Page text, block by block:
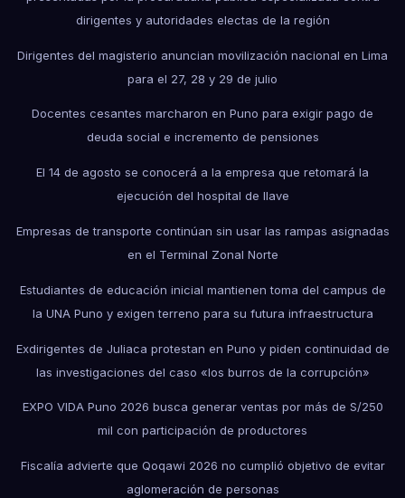
dirigentes y autoridades electas de la región
Dirigentes del magisterio anuncian movilización nacional en Lima
para el 27, 28 y 29 de julio
Docentes cesantes marcharon en Puno para exigir pago de
deuda social e incremento de pensiones
El 14 de agosto se conocerá a la empresa que retomará la
ejecución del hospital de Ilave
Empresas de transporte continúan sin usar las rampas asignadas
en el Terminal Zonal Norte
Estudiantes de educación inicial mantienen toma del campus de
la UNA Puno y exigen terreno para su futura infraestructura
Exdirigentes de Juliaca protestan en Puno y piden continuidad de
las investigaciones del caso «los burros de la corrupción»
EXPO VIDA Puno 2026 busca generar ventas por más de S/250
mil con participación de productores
Fiscalía advierte que Qoqawi 2026 no cumplió objetivo de evitar
aglomeración de personas